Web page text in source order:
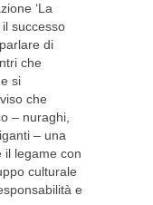
‘La
il successo
di
che
si
che
– nuraghi,
– una
il legame con
culturale
e